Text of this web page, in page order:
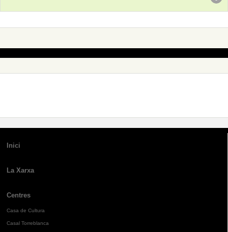
Inici
La Xarxa
Centres
Casa de Cultura
Casal Torreblanca